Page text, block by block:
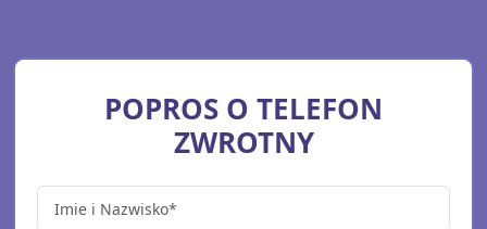
POPROS O TELEFON
ZWROTNY